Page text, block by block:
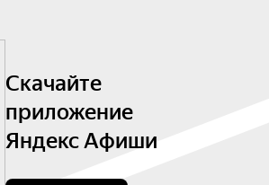
Скачайте
приложение
Яндекс Афиши